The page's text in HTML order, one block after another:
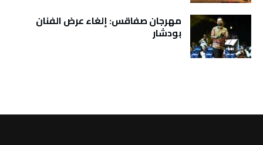
مهرجان صفاقس: إلغاء عرض الفنان
بودشار